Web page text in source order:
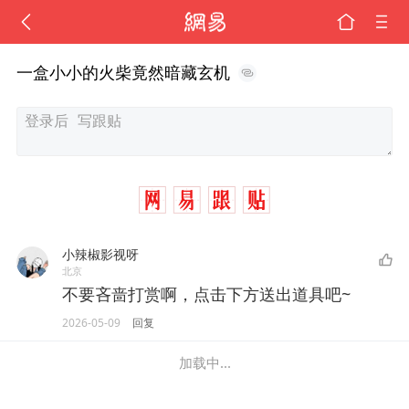
一盒小小的火柴竟然暗藏玄机
小辣椒影视呀
北京
不要吝啬打赏啊，点击下方送出道具吧~
2026-05-09 回复
加载中...